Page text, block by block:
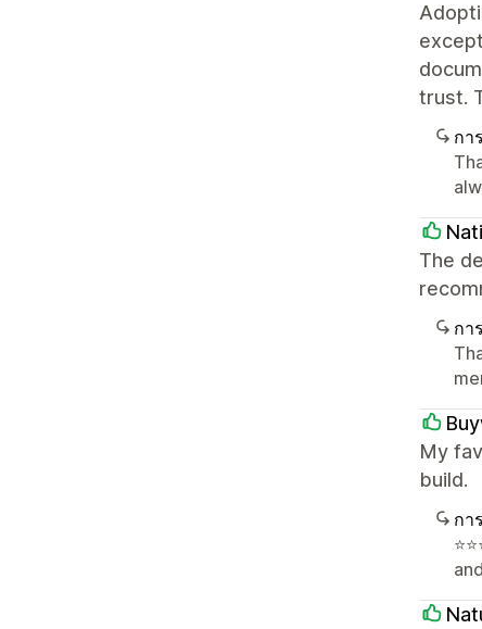
trust.
กา
The
กา
My
build.
กา